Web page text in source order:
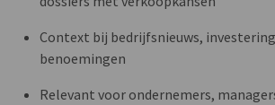
Context bij bedrijfsnieuws,
benoemingen
Relevant voor ondernemers,